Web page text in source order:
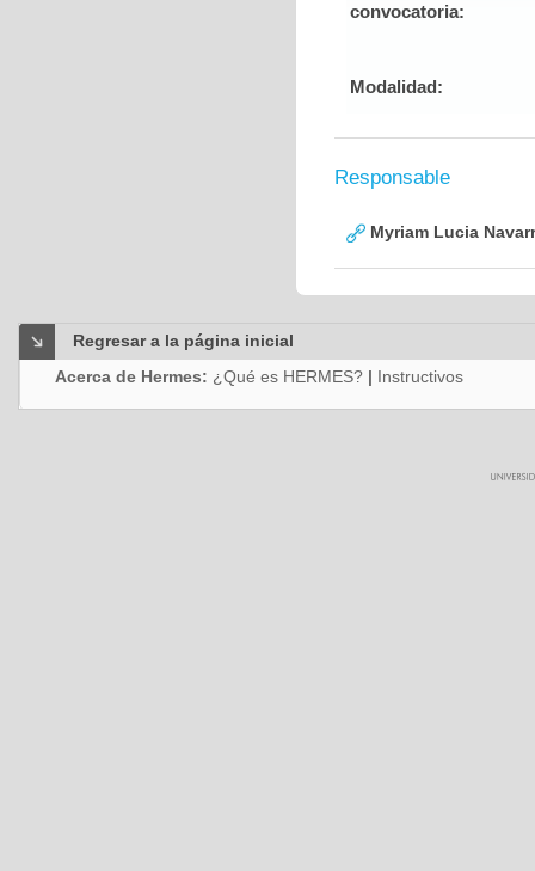
convocatoria:
Modalidad:
Responsable
Myriam Lucia
Regresar a la página inicial
Acerca de Hermes: ¿Qué es HERMES? | Instructivos